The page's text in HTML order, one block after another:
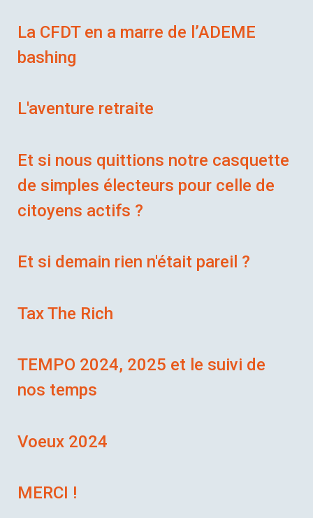
La CFDT en a marre de l’ADEME
bashing
L'aventure retraite
Et si nous quittions notre casquette
de simples électeurs pour celle de
citoyens actifs ?
Et si demain rien n'était pareil ?
Tax The Rich
TEMPO 2024, 2025 et le suivi de
nos temps
Voeux 2024
MERCI !